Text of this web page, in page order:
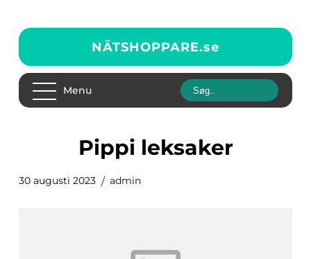
NÄTSHOPPARE.se
Menu
pippi leksaker
30 augusti 2023 admin